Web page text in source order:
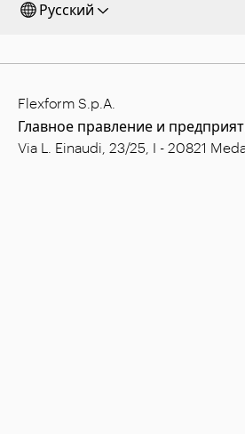
Русский
Flexform S.p.A.
Главное правление и
Via L. Einaudi, 23/25, I - 20821